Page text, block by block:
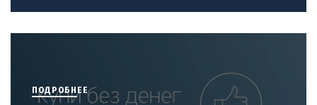
ПОДРОБНЕЕ